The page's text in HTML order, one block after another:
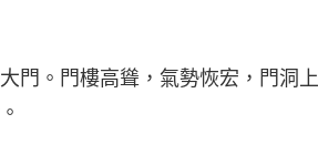
門。門樓高聳，氣勢恢宏，門洞上